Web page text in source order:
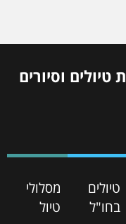
וסיורים
טיולים
בחו"ל
מסלולי
טיול